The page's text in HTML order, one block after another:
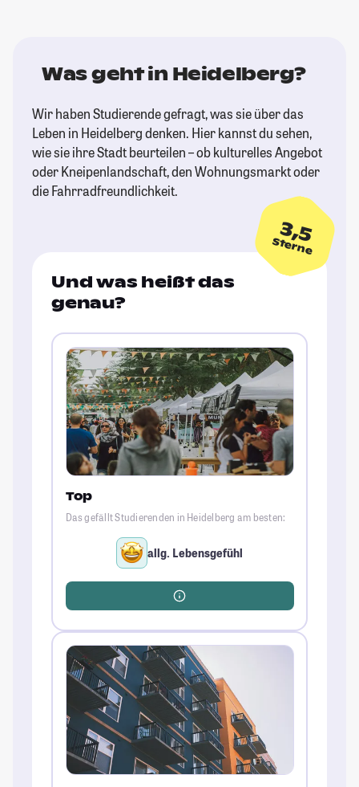
Was geht in Heidelberg?
Wir haben Studierende gefragt, was sie über das
Leben in Heidelberg denken. Hier kannst du sehen,
wie sie ihre Stadt beurteilen – ob kulturelles Angebot
oder Kneipenlandschaft, den Wohnungsmarkt oder
die Fahrradfreundlichkeit.
3,5
Sterne
Und was heißt das
genau?
Top
Das gefällt Studierenden in Heidelberg am besten:
allg. Lebensgefühl